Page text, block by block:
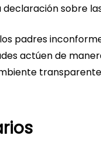
sobre
padres
actúen de